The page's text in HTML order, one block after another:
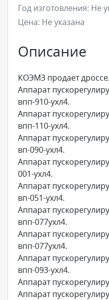
Год изготовления: Не
Цена: Не указана
Описание
КОЭМЗ продает
Аппарат
впп-910-ухл4.
Аппарат
впп-110-ухл4.
Аппарат
вп-090-ухл4.
Аппарат
001-ухл4.
Аппарат
вп-051-ухл4.
Аппарат
впп-077ухл4.
Аппарат
впп-077ухл4.
Аппарат
впп-093-ухл4.
Аппарат
Аппарат